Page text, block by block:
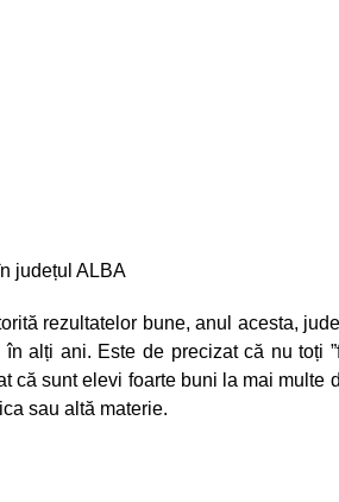
județul ALBA
rezultatelor bune, anul acesta,
alți ani. Este de precizat că nu toți
că sunt elevi foarte buni la mai multe
sau altă materie.